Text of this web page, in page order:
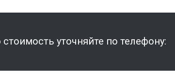
уточняйте по телефону: